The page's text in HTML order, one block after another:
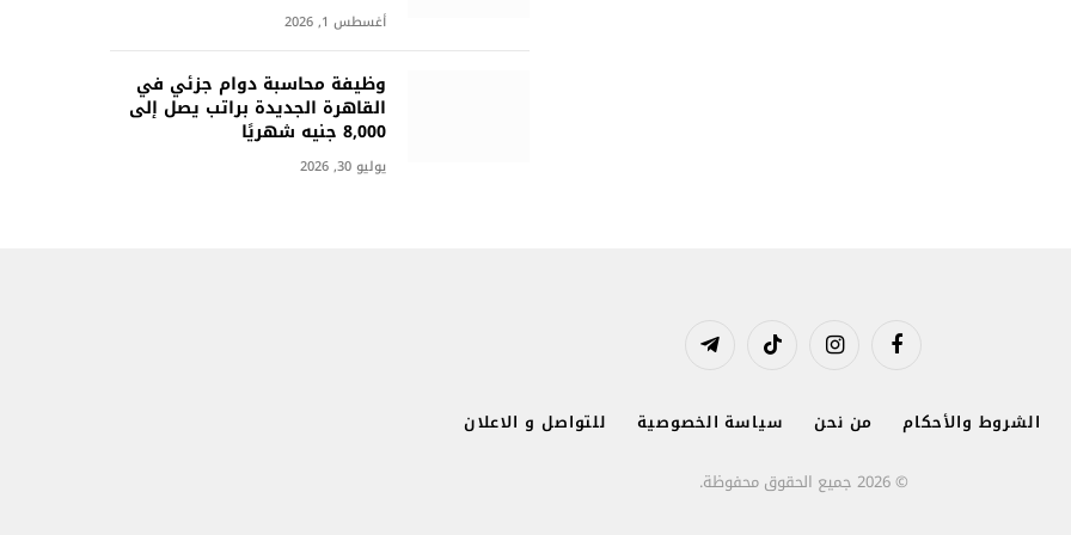
أغسطس 1, 2026
وظيفة محاسبة دوام جزئي في
القاهرة الجديدة براتب يصل إلى
8,000 جنيه شهريًا
يوليو 30, 2026
فيسبوك الانستغرامتيكتوك تيلقرام
الشروط والأحكام من نحن سياسة الخصوصية
للتواصل و الاعلان
© 2026 جميع الحقوق محفوظة.